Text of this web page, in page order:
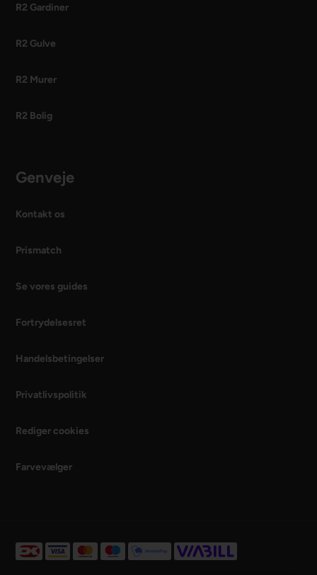
R2 Gardiner
R2 Gulve
R2 Murer
R2 Bolig
Genveje
Kontakt os
Prismatch
Se vores guides
Fortrydelsesret
Handelsbetingelser
Privatlivspolitik
Rediger cookies
Farvevælger